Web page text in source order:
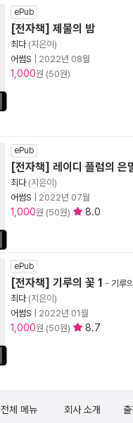
ePub
[전자책] 제물의 밤
최다(지은이)
어썸S
2022년 08월
1,000원 (50원)
ePub
[전자책] 레이디 플럼의 은
최다(지은이)
어썸S
2022년 07월
1,000원 (50원) 8.0
ePub
[전자책] 기루의 꽃 1 - 기루
최다(지은이)
어썸S
2022년 01월
1,000원 (50원) 8.7
전체 메뉴 회사 소개